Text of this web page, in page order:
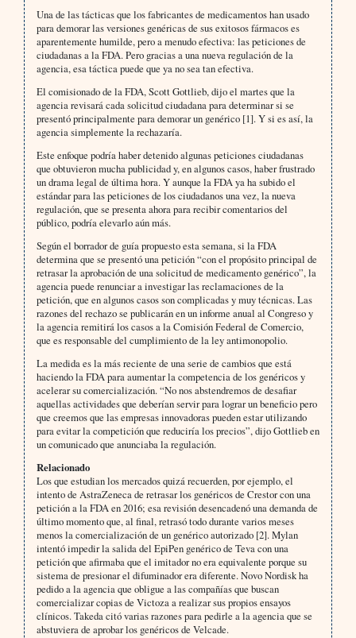
Una de las tácticas que los fabricantes de medicamentos han usado
para demorar las versiones genéricas de sus exitosos fármacos es
aparentemente humilde, pero a menudo efectiva: las peticiones de
ciudadanas a la FDA. Pero gracias a una nueva regulación de la
agencia, esa táctica puede que ya no sea tan efectiva.
El comisionado de la FDA, Scott Gottlieb, dijo el martes que la
agencia revisará cada solicitud ciudadana para determinar si se
presentó principalmente para demorar un genérico [1]. Y si es así, la
agencia simplemente la rechazaría.
Este enfoque podría haber detenido algunas peticiones ciudadanas
que obtuvieron mucha publicidad y, en algunos casos, haber frustrado
un drama legal de última hora. Y aunque la FDA ya ha subido el
estándar para las peticiones de los ciudadanos una vez, la nueva
regulación, que se presenta ahora para recibir comentarios del
público, podría elevarlo aún más.
Según el borrador de guía propuesto esta semana, si la FDA
determina que se presentó una petición “con el propósito principal de
retrasar la aprobación de una solicitud de medicamento genérico”, la
agencia puede renunciar a investigar las reclamaciones de la
petición, que en algunos casos son complicadas y muy técnicas. Las
razones del rechazo se publicarán en un informe anual al Congreso y
la agencia remitirá los casos a la Comisión Federal de Comercio,
que es responsable del cumplimiento de la ley antimonopolio.
La medida es la más reciente de una serie de cambios que está
haciendo la FDA para aumentar la competencia de los genéricos y
acelerar su comercialización. “No nos abstendremos de desafiar
aquellas actividades que deberían servir para lograr un beneficio pero
que creemos que las empresas innovadoras pueden estar utilizando
para evitar la competición que reduciría los precios”, dijo Gottlieb en
un comunicado que anunciaba la regulación.
Relacionado
Los que estudian los mercados quizá recuerden, por ejemplo, el
intento de AstraZeneca de retrasar los genéricos de Crestor con una
petición a la FDA en 2016; esa revisión desencadenó una demanda de
último momento que, al final, retrasó todo durante varios meses
menos la comercialización de un genérico autorizado [2]. Mylan
intentó impedir la salida del EpiPen genérico de Teva con una
petición que afirmaba que el imitador no era equivalente porque su
sistema de presionar el difuminador era diferente. Novo Nordisk ha
pedido a la agencia que obligue a las compañías que buscan
comercializar copias de Victoza a realizar sus propios ensayos
clínicos. Takeda citó varias razones para pedirle a la agencia que se
abstuviera de aprobar los genéricos de Velcade.